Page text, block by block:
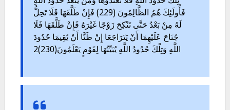
فَأُولَئِكَ هُمُ الظَّالِمُونَ (229) فَإِنْ طَلَّقَهَا فَلَا تَحِلُّ
لَهُ مِنْ بَعْدُ حَتَّى تَنْكِحَ زَوْجًا غَيْرَهُ فَإِنْ طَلَّقَهَا فَلَا
جُنَاحَ عَلَيْهِمَا أَنْ يَتَرَاجَعَا إِنْ ظَنَّا أَنْ يُقِيمَا حُدُودَ
اللَّهِ وَتِلْكَ حُدُودُ اللَّهِ يُبَيِّنُهَا لِقَوْمٍ يَعْلَمُونَ(230)2